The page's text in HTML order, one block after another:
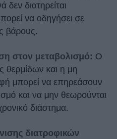
διατηρείται
να οδηγήσει σε
βάρους.
στον μεταβολισμό: Ο
θερμίδων και η μη
μπορεί να επηρεάσουν
και να μην θεωρούνται
διάστημα.
διατροφικών